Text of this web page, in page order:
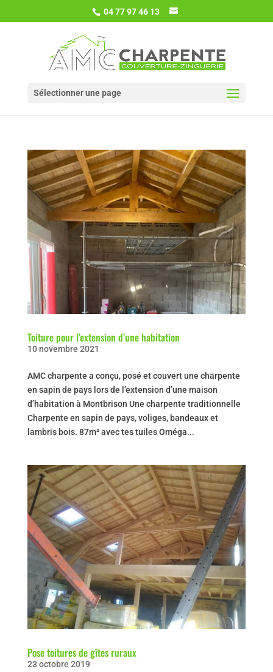
04 77 97 46 13
Sélectionner une page
Toiture pour l’extension d’une habitation
10 novembre 2021
AMC charpente a conçu, posé et couvert une charpente
en sapin de pays lors de l’extension d’une maison
d’habitation à Montbrison Une charpente traditionnelle
Charpente en sapin de pays, voliges, bandeaux et
lambris bois. 87m² avec tes tuiles Oméga...
Pose toitures de gîtes ruraux
23 octobre 2019